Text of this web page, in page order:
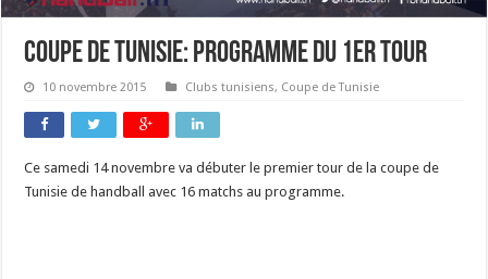
Coupe de Tunisie: Programme du 1er tour
10 novembre 2015 Clubs tunisiens, Coupe de Tunisie
Ce samedi 14 novembre va débuter le premier tour de la coupe de
Tunisie de handball avec 16 matchs au programme.